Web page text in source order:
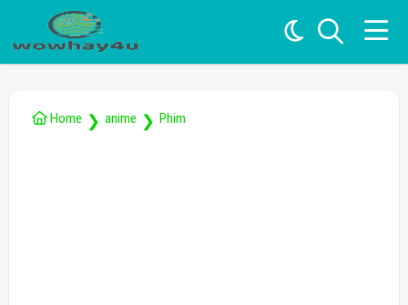
Home ❯ anime ❯ Phim